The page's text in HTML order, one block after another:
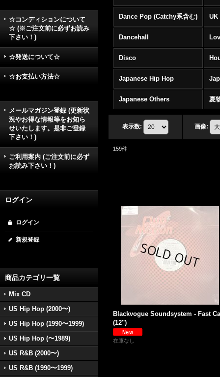
☆コンディションについて
☆ (※ご注文前に必ずお読み
下さい！)
☆発送について☆
☆お支払い方法☆
メールマガジン登録 (更新状
況やお得な情報等をお知ら
せいたします。是非ご登録
下さい！)
ご利用案内 (ご注文前に必ず
お読み下さい！)
ログイン
ログイン
新規登録
商品カテゴリ一覧
Mix CD
US Hip Hop (2000〜)
US Hip Hop (1990〜1999)
US Hip Hop (〜1989)
US R&B (2000〜)
US R&B (1990〜1999)
Dance Pop (Catchy系含む) UK
Dancehall
Disco
Japanese Hip Hop
Japanese Others 夏
表示数: 画像:
159件
Blackvogue Soundsystem - Fast
(12'')
在庫なし